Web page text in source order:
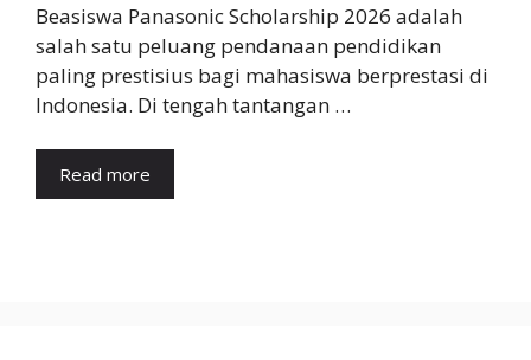
Beasiswa Panasonic Scholarship 2026 adalah
salah satu peluang pendanaan pendidikan
paling prestisius bagi mahasiswa berprestasi di
Indonesia. Di tengah tantangan …
Read more